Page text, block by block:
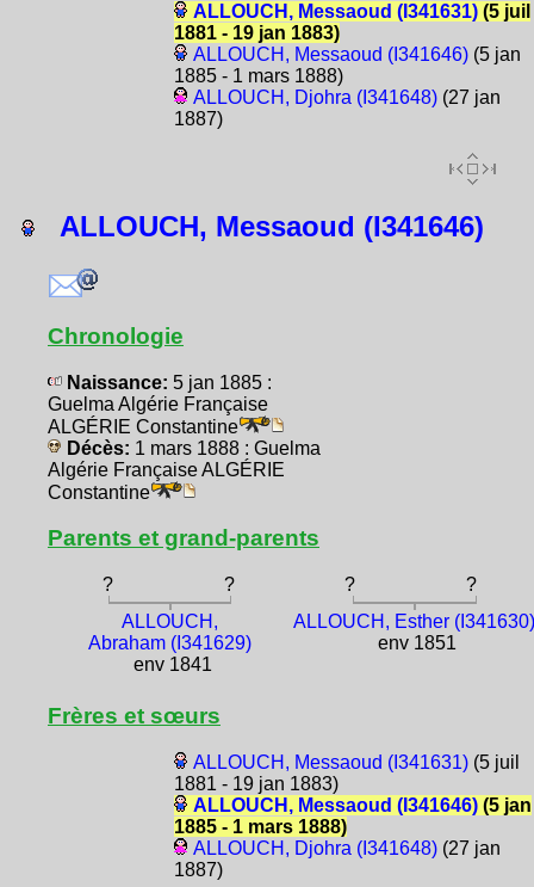
ALLOUCH, Messaoud (I341631)(5 juil
1881 - 19 jan 1883)
ALLOUCH, Messaoud (I341646)(5 jan
1885 - 1 mars 1888)
ALLOUCH, Djohra (I341648)(27 jan
1887)
ALLOUCH, Messaoud (I341646)
Chronologie
Naissance: 5 jan 1885 :
Guelma Algérie Française
ALGÉRIE Constantine
Décès: 1 mars 1888 : Guelma
Algérie Française ALGÉRIE
Constantine
Parents et grand-parents
? ? ?
?
ALLOUCH,
Abraham (I341629)
env 1841
ALLOUCH, Esther
env 1851
Frères et sœurs
ALLOUCH, Messaoud (I341631)(5 juil
1881 - 19 jan 1883)
ALLOUCH, Messaoud (I341646)(5 jan
1885 - 1 mars 1888)
ALLOUCH, Djohra (I341648)(27 jan
1887)